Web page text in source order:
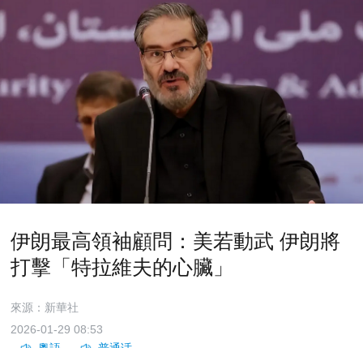
伊朗最高領袖顧問：美若動武 伊朗將
打擊「特拉維夫的心臟」
來源：新華社
2026-01-29 08:53